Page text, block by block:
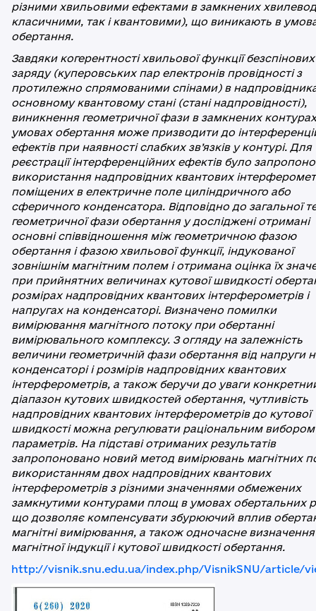
різними хвильовими ефектами в замкнених
класичними, так і квантовими), що виникають в
обертання.
Завдяки когерентності хвильової функції безспінових
заряду (куперовських пар електронів провідності з
протилежно спрямованими спінами) в
основному квантовому стані (стані надпровідності),
виникнення геометричної фази в замкнених
умовах обертання може призводити до
ефектів при наявності слабких зв’язків у контурі. Для
реєстрації інтерференційних ефектів було
використання надпровідних квантових
поміщених в електричне поле циліндричного або
сферичного конденсатора. Відповідно до загальної
геометричної фази обертання у досліджені отримані
основні співвідношення між геометричною фазою
обертання і фазою хвильової функції, індукованої
зовнішнім магнітним полем і отримана оцінка їх
при прийнятних величинах кутової швидкості
розмірах надпровідних квантових інтерферометрів і
напругах на конденсаторі. Визначено помилки
вимірювання магнітного потоку при обертанні
вимірювального комплексу. З огляду на залежність
величини геометричній фази обертання від напруги
конденсаторі і розмірів надпровідних квантових
інтерферометрів, а також беручи до уваги
діапазон кутових швидкостей обертання, чутливість
надпровідних квантових інтерферометрів до кутової
швидкості можна регулювати раціональним
параметрів. На підставі отриманих результатів
запропоновано новий метод вимірювань магнітних
використанням двох надпровідних квантових
інтерферометрів з різними значеннями обмежених
замкнутими контурами площ в умовах обертальних
що дозволяє компенсувати збурюючий вплив
магнітні вимірювання, а також одночасне визначення
магнітної індукції і кутової швидкості обертання.
http://visnik.snu.edu.ua/index.php/VisnikSNU/article/